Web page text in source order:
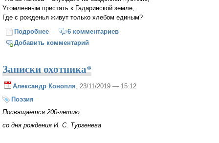
Утомленным пристать к Гадаринской земле,
Где с рожденья живут только хлебом единым?
Подробнее о Повели мне придти к Тебе по воде
6 комментариев
Добавить комментарий
Записки охотника*
Александр Конопля , 23/11/2019 — 15:12
Поэзия
Посвящается 200-летию
со дня рождения И. С. Тургенева